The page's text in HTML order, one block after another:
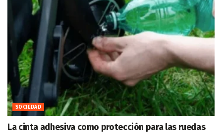
SOCIEDAD
La cinta adhesiva como protección para las ruedas